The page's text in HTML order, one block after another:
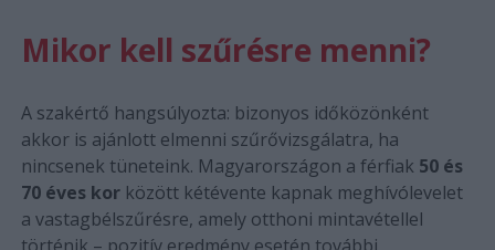
Mikor kell szűrésre menni?
A szakértő hangsúlyozta: bizonyos időközönként
akkor is ajánlott elmenni szűrővizsgálatra, ha
nincsenek tüneteink. Magyarországon a férfiak 50 és
70 éves korközött kétévente kapnak meghívólevelet
a vastagbélszűrésre, amely otthoni mintavétellel